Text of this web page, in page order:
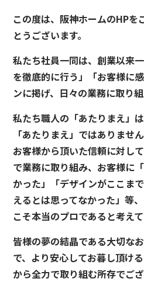
この度は、阪神ホームのHPを
とうございます。
私たち社員一同は、創業以来
を徹底的に行う」「お客様に
ンに掲げ、日々の業務に取り組
私たち職人の「あたりまえ」
「あたりまえ」ではありません
お客様から頂いた信頼に対し
で業務に取り組み、お客様に
かった」「デザインがここま
えるとは思ってなかった」等
こそ本当のプロであると考えて
皆様の夢の結晶である大切な
で、より安心してお暮し頂け
から全力で取り組む所存でござ